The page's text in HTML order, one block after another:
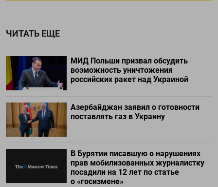
ЧИТАТЬ ЕЩЕ
МИД Польши призвал обсудить
возможность уничтожения
российских ракет над Украиной
Азербайджан заявил о готовности
поставлять газ в Украину
В Бурятии писавшую о нарушениях
прав мобилизованных журналистку
посадили на 12 лет по статье
о «госизмене»